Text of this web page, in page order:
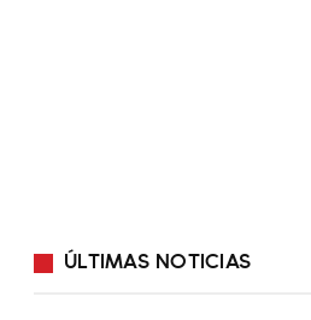
ÚLTIMAS NOTICIAS